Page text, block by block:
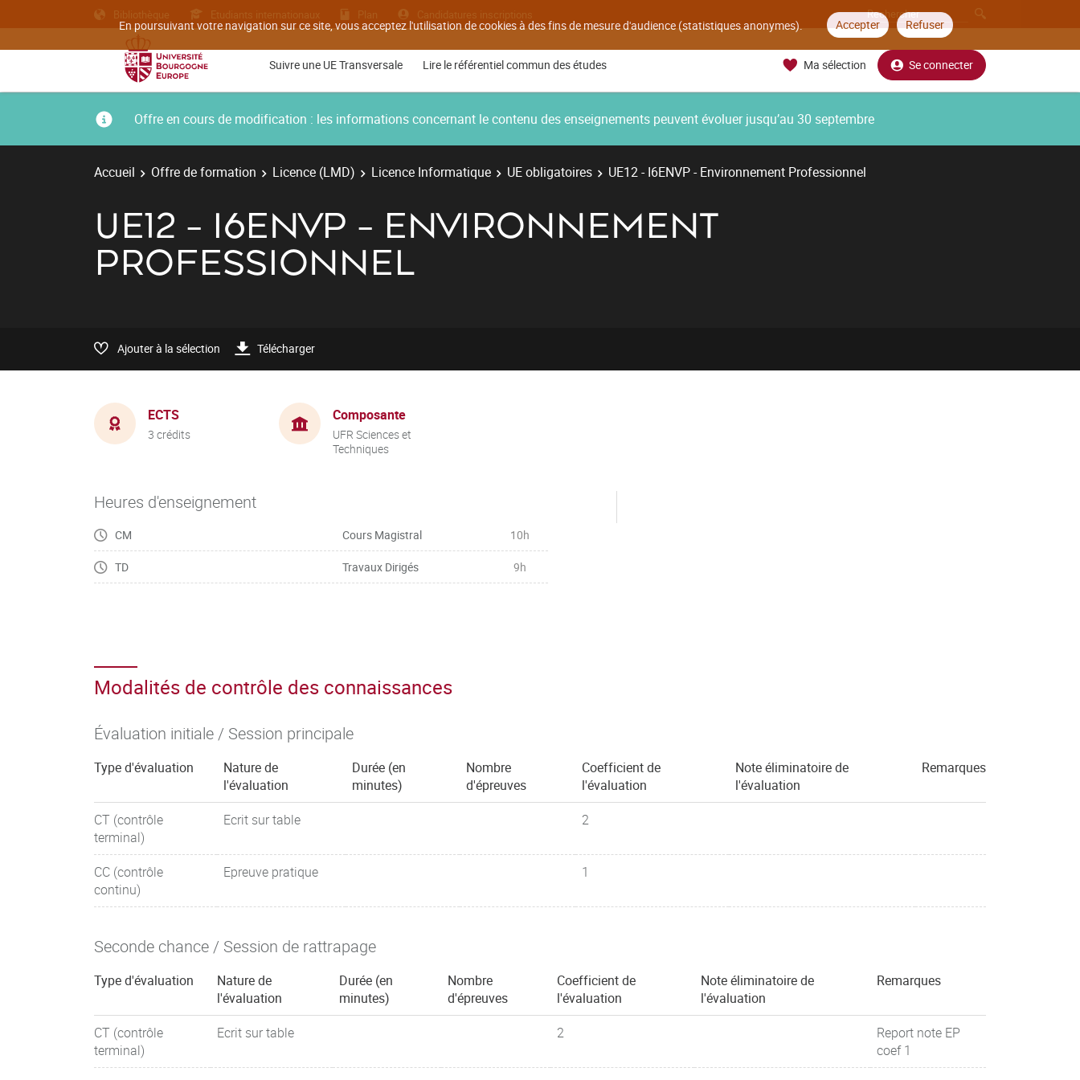
En poursuivant votre navigation sur ce site, vous acceptez l'utilisation de cookies à des fins de mesure d'audience (statistiques anonymes). Accepter Refuser
Bibliothèque Etudiants internationaux Plan Candidatures inscriptions
Suivre une UE Transversale Lire le référentiel commun des études Ma sélection Se connecter
Offre en cours de modification : les informations concernant le contenu des enseignements peuvent évoluer jusqu’au 30 septembre
Accueil Offre de formation Licence (LMD) Licence Informatique UE obligatoires UE12 - I6ENVP - Environnement Professionnel
UE12 - I6ENVP - ENVIRONNEMENT
PROFESSIONNEL
Ajouter à la sélection Télécharger
ECTS
3 crédits
Composante
UFR Sciences et
Techniques
Heures d'enseignement
CM Cours Magistral 10h
TD Travaux Dirigés 9h
Modalités de contrôle des connaissances
Évaluation initiale / Session principale
Type d'évaluation
Nature de
l'évaluation
Durée (en
minutes)
Nombre
d'épreuves
Coefficient de
l'évaluation
Note éliminatoire de
l'évaluation
Remarques
CT (contrôle
terminal)
Ecrit sur table 2
CC (contrôle
continu)
Epreuve pratique 1
Seconde chance / Session de rattrapage
Type d'évaluation
Nature de
l'évaluation
Durée (en
minutes)
Nombre
d'épreuves
Coefficient de
l'évaluation
Note éliminatoire de
l'évaluation
Remarques
CT (contrôle
terminal)
Ecrit sur table 2
Report note EP
coef 1